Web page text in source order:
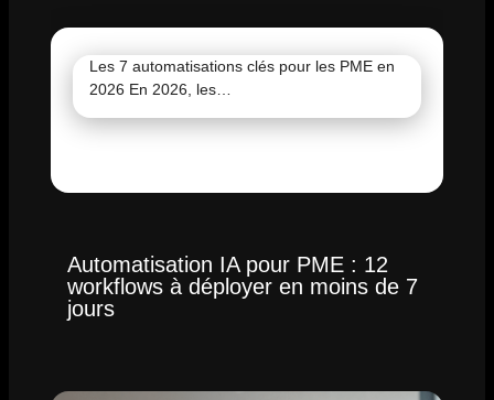
Les 7 automatisations clés pour les PME en
2026 En 2026, les…
Automatisation IA pour PME : 12
workflows à déployer en moins de 7
jours